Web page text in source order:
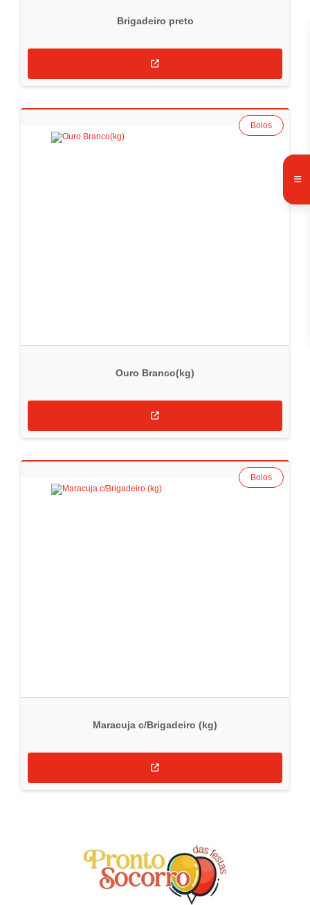
Brigadeiro preto
Ouro Branco(kg)
Bolos
Maracuja c/Brigadeiro (kg)
Bolos